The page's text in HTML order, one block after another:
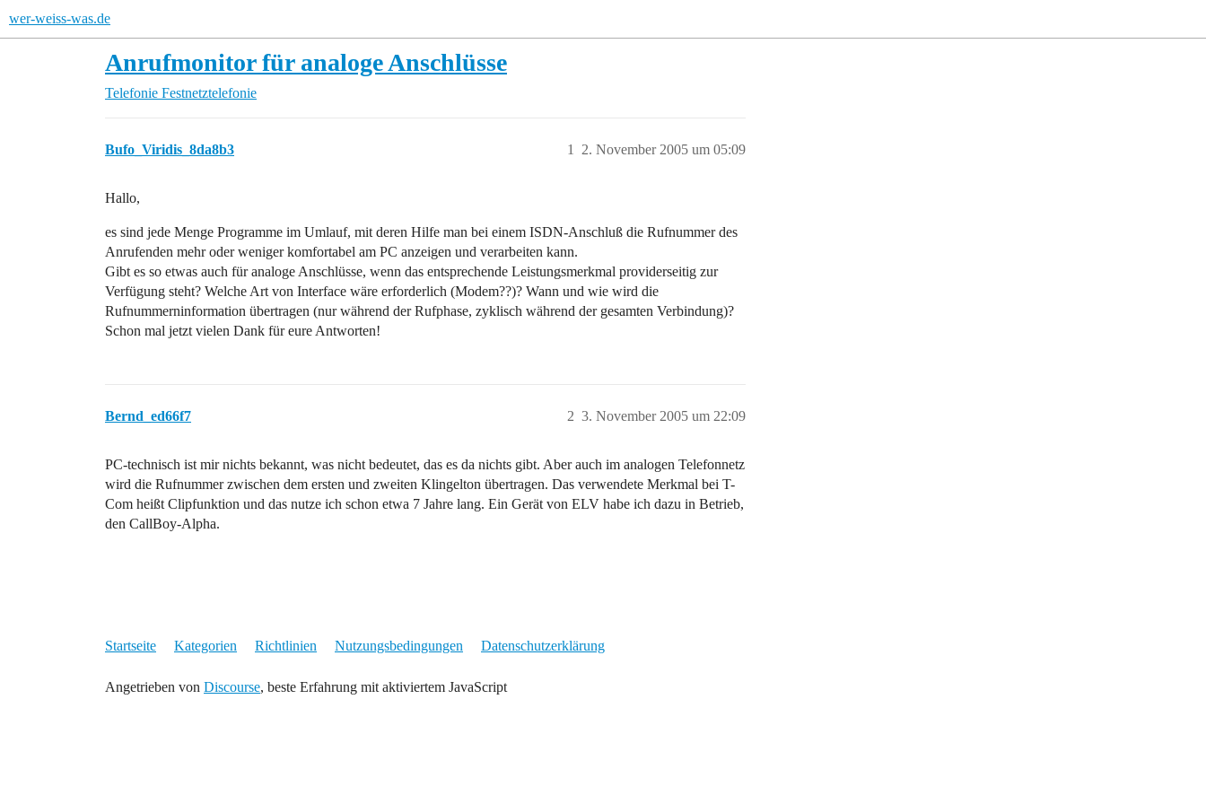
wer-weiss-was.de
Anrufmonitor für analoge Anschlüsse
Telefonie Festnetztelefonie
Bufo_Viridis_8da8b3 2. November 2005 um 05:09
1
Hallo,
es sind jede Menge Programme im Umlauf, mit deren Hilfe man bei einem ISDN-Anschluß die Rufnummer des
Anrufenden mehr oder weniger komfortabel am PC anzeigen und verarbeiten kann.
Gibt es so etwas auch für analoge Anschlüsse, wenn das entsprechende Leistungsmerkmal providerseitig zur
Verfügung steht? Welche Art von Interface wäre erforderlich (Modem??)? Wann und wie wird die
Rufnummerninformation übertragen (nur während der Rufphase, zyklisch während der gesamten Verbindung)?
Schon mal jetzt vielen Dank für eure Antworten!
Bernd_ed66f7 3. November 2005 um 22:09
2
PC-technisch ist mir nichts bekannt, was nicht bedeutet, das es da nichts gibt. Aber auch im analogen Telefonnetz
wird die Rufnummer zwischen dem ersten und zweiten Klingelton übertragen. Das verwendete Merkmal bei T-
Com heißt Clipfunktion und das nutze ich schon etwa 7 Jahre lang. Ein Gerät von ELV habe ich dazu in Betrieb,
den CallBoy-Alpha.
Startseite Kategorien Richtlinien Nutzungsbedingungen Datenschutzerklärung
Angetrieben von Discourse, beste Erfahrung mit aktiviertem JavaScript